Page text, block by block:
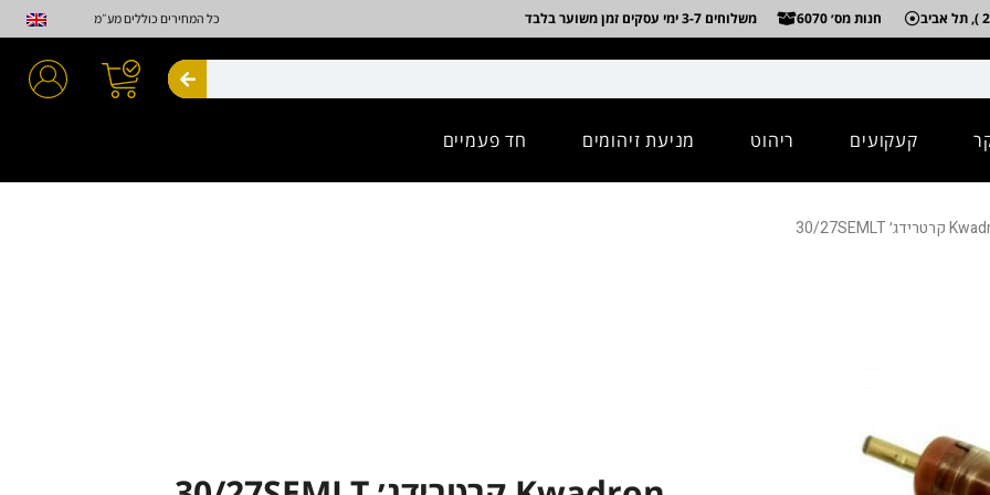
חנות מס׳ 6070 משלוחים 3-7 ימי עסקים זמן משוער בלבד כל המחירים כוללים מע״מ
חיפוש
קעקועים ריהוט מניעת זיהומים חד פעמיים